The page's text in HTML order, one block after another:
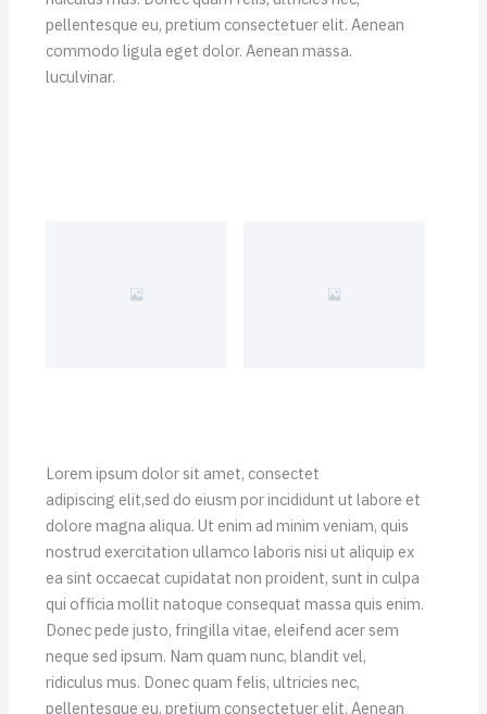
pellentesque eu, pretium consectetuer elit. Aenean
commodo ligula eget dolor. Aenean massa.
luculvinar.
Lorem ipsum dolor sit amet, consectet
adipiscing elit,sed do eiusm por incididunt ut labore et
dolore magna aliqua. Ut enim ad minim veniam, quis
nostrud exercitation ullamco laboris nisi ut aliquip ex
ea sint occaecat cupidatat non proident, sunt in culpa
qui officia mollit natoque consequat massa quis enim.
Donec pede justo, fringilla vitae, eleifend acer sem
neque sed ipsum. Nam quam nunc, blandit vel,
ridiculus mus. Donec quam felis, ultricies nec,
pellentesque eu, pretium consectetuer elit. Aenean